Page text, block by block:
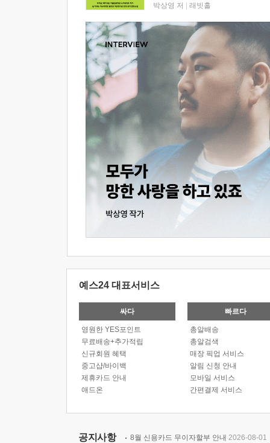
박상영 저 래빗홀
예스24 대표서비스
싸다
영원한 YES포인트
무료배송+추가적립
신규회원 혜택
중고샵/바이백
제휴카드 안내
애드온
빠르다
총알배송
총알검색
매장 픽업 서비스
알림 신청 안내
모바일 서비스
간편결제 서비스
공지사항 8월 신용카드 무이자할부 안내 2026-08-01